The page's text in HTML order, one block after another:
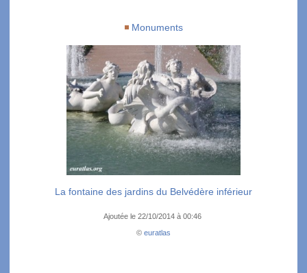
Monuments
La fontaine des jardins du Belvédère inférieur
Ajoutée le 22/10/2014 à 00:46
© euratlas